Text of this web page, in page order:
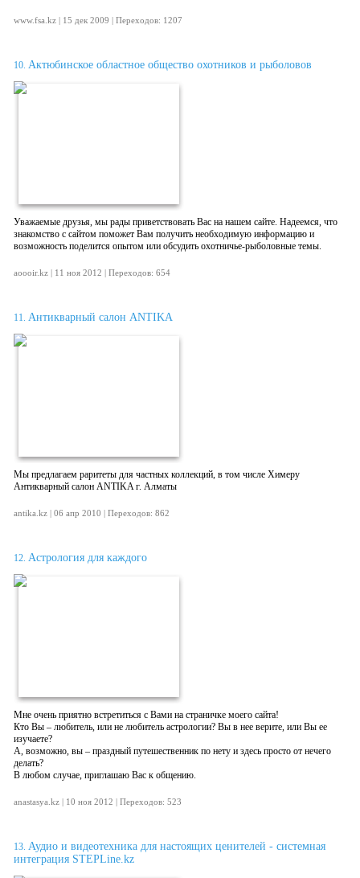
www.fsa.kz | 15 дек 2009 | Переходов: 1207
10. Актюбинское областное общество охотников и рыболовов
Уважаемые друзья, мы рады приветствовать Вас на нашем сайте. Надеемся, что
знакомство с сайтом поможет Вам получить необходимую информацию и
возможность поделится опытом или обсудить охотничье-рыболовные темы.
aoooir.kz | 11 ноя 2012 | Переходов: 654
11. Антикварный салон ANTIKA
Мы предлагаем раритеты для частных коллекций, в том числе Химеру
Антикварный салон ANTIKA г. Алматы
antika.kz | 06 апр 2010 | Переходов: 862
12. Астрология для каждого
Мне очень приятно встретиться с Вами на страничке моего сайта!
Кто Вы – любитель, или не любитель астрологии? Вы в нее верите, или Вы ее
изучаете?
А, возможно, вы – праздный путешественник по нету и здесь просто от нечего
делать?
В любом случае, приглашаю Вас к общению.
anastasya.kz | 10 ноя 2012 | Переходов: 523
13. Аудио и видеотехника для настоящих ценителей - системная
интеграция STEPLine.kz